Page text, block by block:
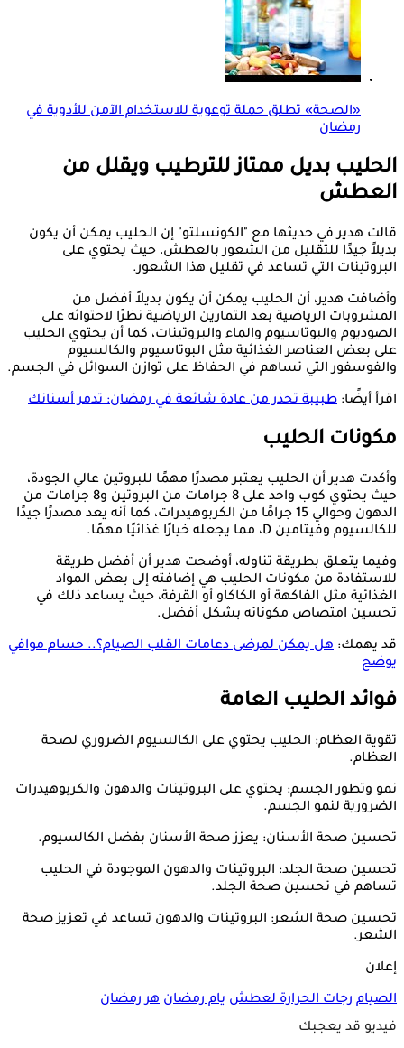
«الصحة» تطلق حملة توعوية للاستخدام الآمن للأدوية في
رمضان
الحليب بديل ممتاز للترطيب ويقلل من
العطش
قالت هدير في حديثها مع "الكونسلتو" إن الحليب يمكن أن يكون
بديلاً جيدًا للتقليل من الشعور بالعطش، حيث يحتوي على
البروتينات التي تساعد في تقليل هذا الشعور.
وأضافت هدير، أن الحليب يمكن أن يكون بديلاً أفضل من
المشروبات الرياضية بعد التمارين الرياضية نظرًا لاحتوائه على
الصوديوم والبوتاسيوم والماء والبروتينات، كما أن يحتوي الحليب
على بعض العناصر الغذائية مثل البوتاسيوم والكالسيوم
والفوسفور التي تساهم في الحفاظ على توازن السوائل في الجسم.
اقرأ أيضًا: طبيبة تحذر من عادة شائعة في رمضان: تدمر أسنانك
مكونات الحليب
وأكدت هدير أن الحليب يعتبر مصدرًا مهمًا للبروتين عالي الجودة،
حيث يحتوي كوب واحد على 8 جرامات من البروتين و8 جرامات من
الدهون وحوالي 15 جرامًا من الكربوهيدرات، كما أنه يعد مصدرًا جيدًا
للكالسيوم وفيتامين D، مما يجعله خيارًا غذائيًا مهمًا.
وفيما يتعلق بطريقة تناوله، أوضحت هدير أن أفضل طريقة
للاستفادة من مكونات الحليب هي إضافته إلى بعض المواد
الغذائية مثل الفاكهة أو الكاكاو أو القرفة، حيث يساعد ذلك في
تحسين امتصاص مكوناته بشكل أفضل.
قد يهمك: هل يمكن لمرضى دعامات القلب الصيام؟.. حسام موافي
يوضح
فوائد الحليب العامة
تقوية العظام: الحليب يحتوي على الكالسيوم الضروري لصحة
العظام.
نمو وتطور الجسم: يحتوي على البروتينات والدهون والكربوهيدرات
الضرورية لنمو الجسم.
تحسين صحة الأسنان: يعزز صحة الأسنان بفضل الكالسيوم.
تحسين صحة الجلد: البروتينات والدهون الموجودة في الحليب
تساهم في تحسين صحة الجلد.
تحسين صحة الشعر: البروتينات والدهون تساعد في تعزيز صحة
الشعر.
إعلان
الصيام رجات الحرارةلعطش يام رمضان هر رمضان
فيديو قد يعجبك